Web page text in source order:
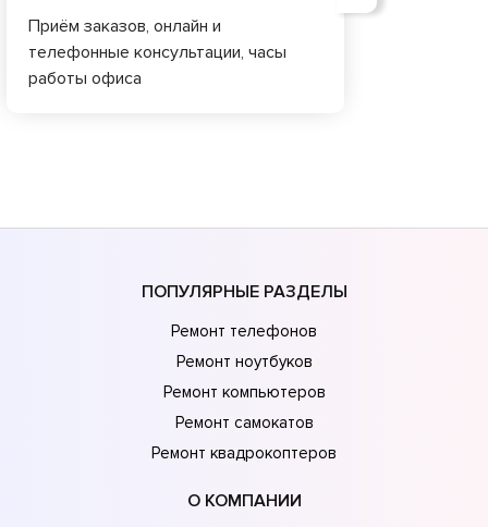
Приём заказов, онлайн и
телефонные консультации, часы
работы офиса
ПОПУЛЯРНЫЕ РАЗДЕЛЫ
Ремонт телефонов
Ремонт ноутбуков
Ремонт компьютеров
Ремонт самокатов
Ремонт квадрокоптеров
О КОМПАНИИ